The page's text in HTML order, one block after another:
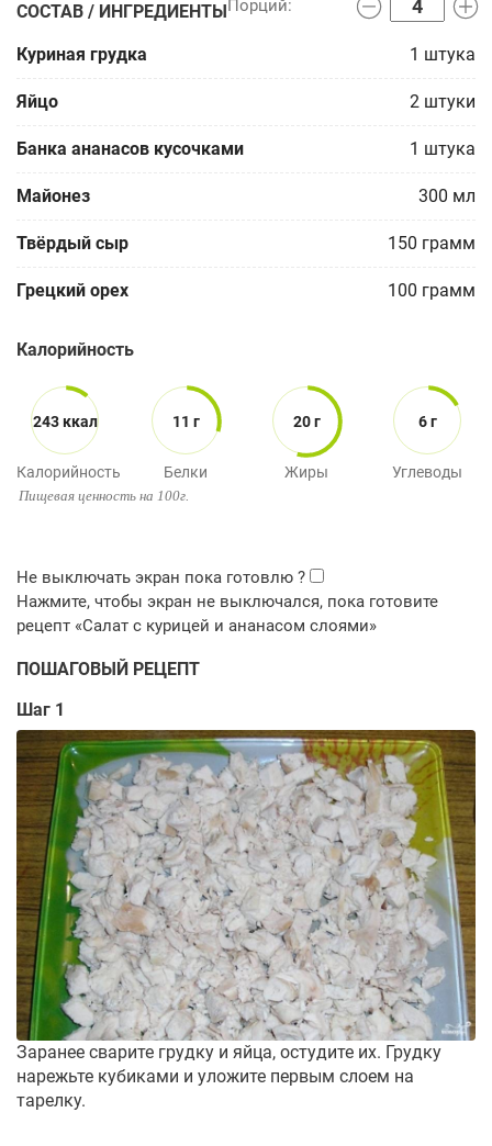
СОСТАВ / ИНГРЕДИЕНТЫ
Куриная грудка 1 штука
Яйцо 2 штуки
Банка ананасов кусочками 1 штука
Майонез 300 мл
Твёрдый сыр 150 грамм
Грецкий орех 100 грамм
Калорийность
243 ккал
Калорийность
11 г
Белки
20 г
Жиры
6 г
Углеводы
Пищевая ценность на 100г.
ПОШАГОВЫЙ РЕЦЕПТ
Шаг 1
Заранее сварите грудку и яйца, остудите их. Грудку
нарежьте кубиками и уложите первым слоем на
тарелку.